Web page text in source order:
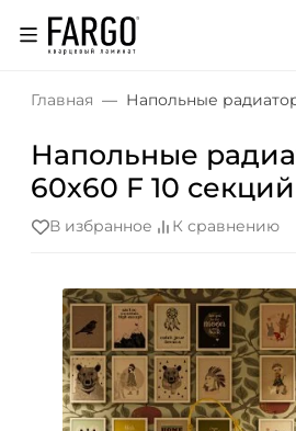
Главная Напольные
Напольные
60х60 F 10 секций
В избранное К сравнению